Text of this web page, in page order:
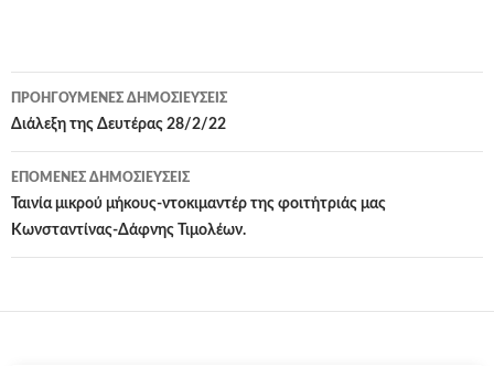
Πλοήγηση
άρθρων
ΠΡΟΗΓΟΎΜΕΝΕΣ ΔΗΜΟΣΙΕΎΣΕΙΣ
Διάλεξη της Δευτέρας 28/2/22
ΕΠΌΜΕΝΕΣ ΔΗΜΟΣΙΕΎΣΕΙΣ
Ταινία μικρού μήκους-ντοκιμαντέρ της φοιτήτριάς μας
Κωνσταντίνας-Δάφνης Τιμολέων.